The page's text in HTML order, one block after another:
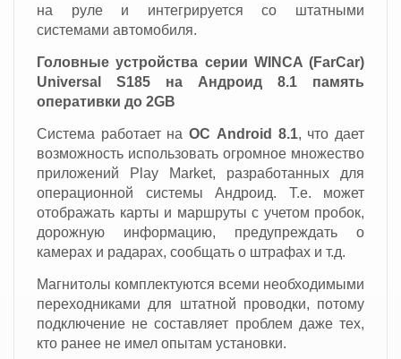
на руле и интегрируется со штатными
системами автомобиля.
Головные устройства серии WINCA (FarCar)
Universal S185 на Андроид 8.1 память
оперативки до 2GB
Система работает наОС Android 8.1, что дает
возможность использовать огромное множество
приложений Play Market, разработанных для
операционной системы Андроид. Т.е. может
отображать карты и маршруты с учетом пробок,
дорожную информацию, предупреждать о
камерах и радарах, сообщать о штрафах и т.д.
Магнитолы комплектуются всеми необходимыми
переходниками для штатной проводки, потому
подключение не составляет проблем даже тех,
кто ранее не имел опытам установки.